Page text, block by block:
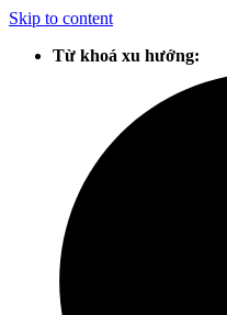
Skip to content
Từ khoá xu hướng: